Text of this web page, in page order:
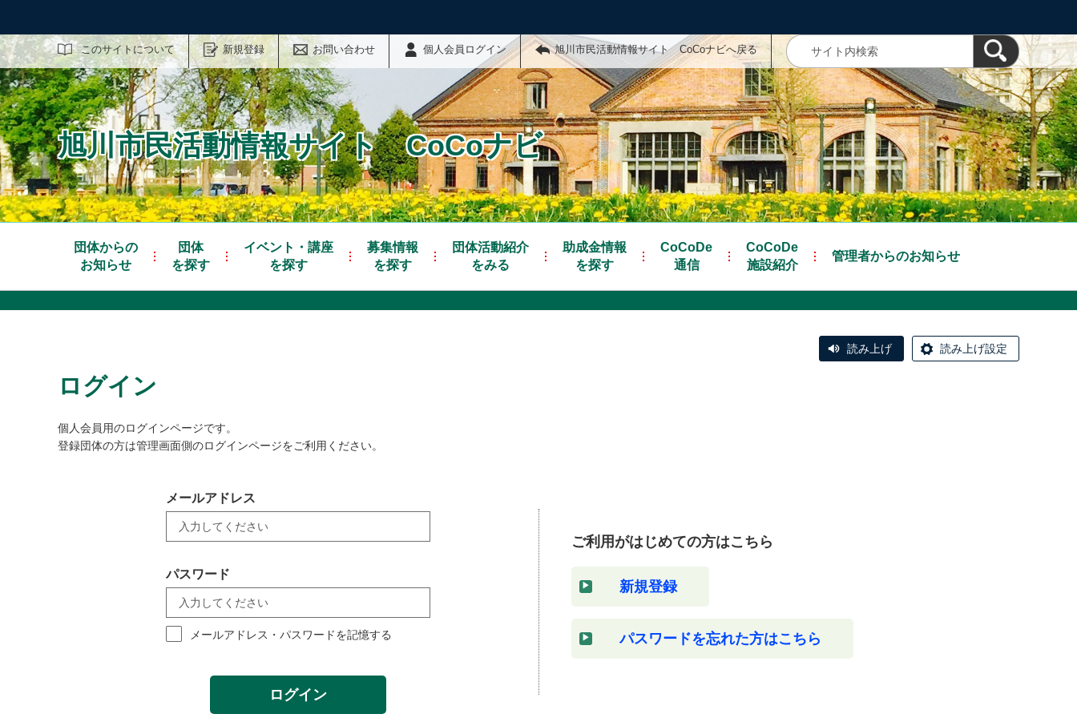
このサイトについて 新規登録 お問い合わせ 個人会員ログイン 旭川市民活動情報サイト CoCoナビへ戻る
サイト内検索
旭川市民活動情報サイト CoCoナビ
団体からの
お知らせ
団体
を探す
イベント・講座
を探す
募集情報
を探す
団体活動紹介
をみる
助成金情報
を探す
CoCoDe
通信
CoCoDe
施設紹介
管理者からのお知らせ
読み上げ 読み上げ設定
ログイン
個人会員用のログインページです。
登録団体の方は管理画面側のログインページをご利用ください。
メールアドレス
パスワード
メールアドレス・パスワードを記憶する
ログイン
ご利用がはじめての方はこちら
新規登録
パスワードを忘れた方はこちら